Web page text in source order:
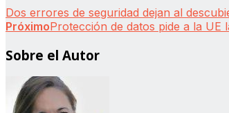
Dos errores de seguridad dejan al
PróximoProtección de datos pide a la
Sobre el Autor